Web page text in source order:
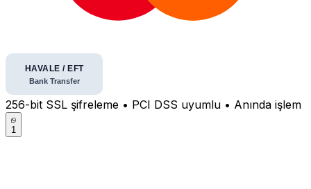
256-bit SSL şifreleme • PCI DSS uyumlu • Anında işlem
1